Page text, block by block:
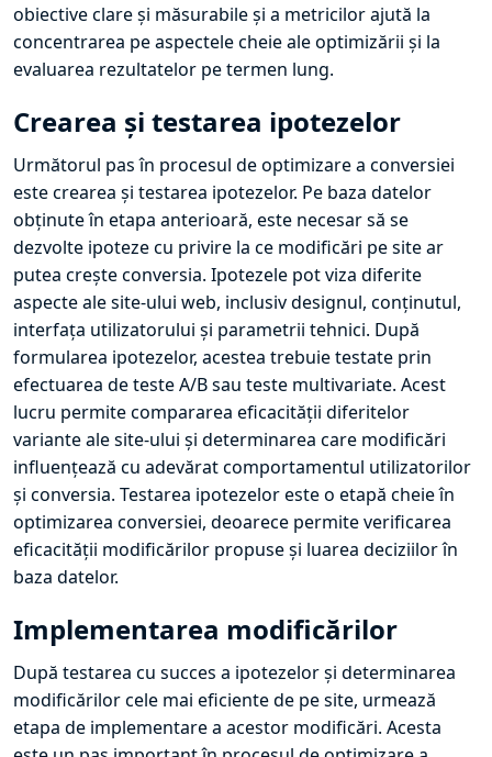
obiective clare și măsurabile și a metricilor ajută la
concentrarea pe aspectele cheie ale optimizării și la
evaluarea rezultatelor pe termen lung.
Crearea și testarea ipotezelor
Următorul pas în procesul de optimizare a conversiei
este crearea și testarea ipotezelor. Pe baza datelor
obținute în etapa anterioară, este necesar să se
dezvolte ipoteze cu privire la ce modificări pe site ar
putea crește conversia. Ipotezele pot viza diferite
aspecte ale site-ului web, inclusiv designul, conținutul,
interfața utilizatorului și parametrii tehnici. După
formularea ipotezelor, acestea trebuie testate prin
efectuarea de teste A/B sau teste multivariate. Acest
lucru permite compararea eficacității diferitelor
variante ale site-ului și determinarea care modificări
influențează cu adevărat comportamentul utilizatorilor
și conversia. Testarea ipotezelor este o etapă cheie în
optimizarea conversiei, deoarece permite verificarea
eficacității modificărilor propuse și luarea deciziilor în
baza datelor.
Implementarea modificărilor
După testarea cu succes a ipotezelor și determinarea
modificărilor cele mai eficiente de pe site, urmează
etapa de implementare a acestor modificări. Acesta